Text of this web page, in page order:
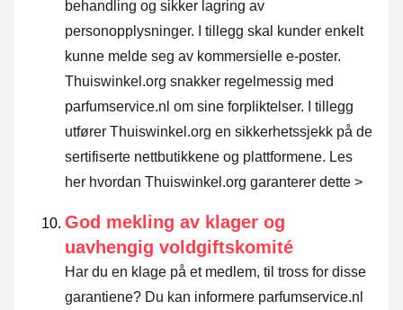
behandling og sikker lagring av
personopplysninger. I tillegg skal kunder enkelt
kunne melde seg av kommersielle e-poster.
Thuiswinkel.org snakker regelmessig med
parfumservice.nl om sine forpliktelser. I tillegg
utfører Thuiswinkel.org en sikkerhetssjekk på de
sertifiserte nettbutikkene og plattformene. Les
her hvordan Thuiswinkel.org garanterer dette >
God mekling av klager og
uavhengig voldgiftskomité
Har du en klage på et medlem, til tross for disse
garantiene? Du kan informere parfumservice.nl